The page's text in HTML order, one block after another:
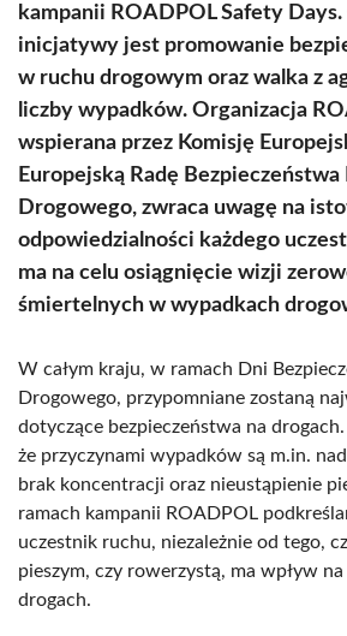
kampanii ROADPOL Safety
inicjatywy jest promowanie
w ruchu drogowym oraz walka z
liczby wypadków. Organizacja
wspierana przez Komisję
Europejską Radę Bezpieczeństwa
Drogowego, zwraca uwagę na
odpowiedzialności każdego
ma na celu osiągnięcie wizji
śmiertelnych w wypadkach
W całym kraju, w ramach Dni
Drogowego, przypomniane zostaną
dotyczące bezpieczeństwa na
że przyczynami wypadków są m.in.
brak koncentracji oraz nieustąpienie
ramach kampanii ROADPOL
uczestnik ruchu, niezależnie od tego,
pieszym, czy rowerzystą, ma wpływ
drogach.